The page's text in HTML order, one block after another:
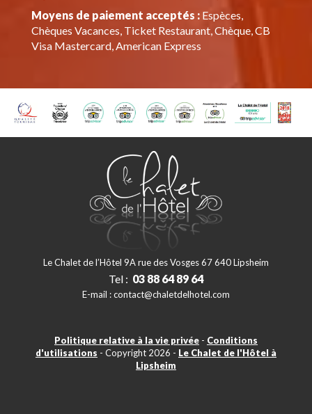
Moyens de paiement acceptés :Espèces,
Chèques Vacances, Ticket Restaurant, Chèque, CB
Visa Mastercard, American Express
Le Chalet de l’Hôtel 9A rue des Vosges 67 640 Lipsheim
Tel : 03 88 64 89 64
E-mail :contact@chaletdelhotel.com
Politique relative à la vie privée - Conditions
d'utilisations - Copyright 2026 - Le Chalet de l'Hôtel à
Lipsheim